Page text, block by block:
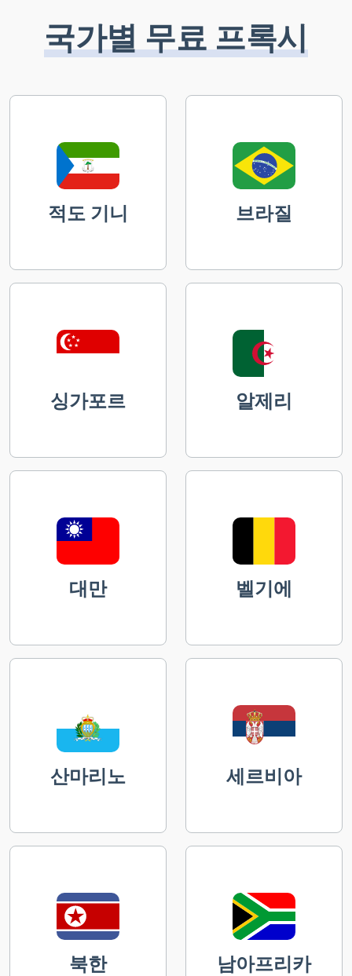
국가별 무료 프록시
적도 기니 브라질
싱가포르 알제리
대만 벨기에
산마리노 세르비아
북한
남아프리카